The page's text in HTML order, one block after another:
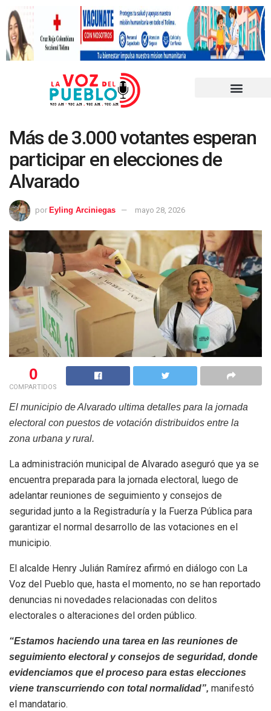
Más de 3.000 votantes esperan
participar en elecciones de
Alvarado
por Eyling Arciniegas mayo 28, 2026
0
COMPARTIDOS
El municipio de Alvarado ultima detalles para la jornada
electoral con puestos de votación distribuidos entre la
zona urbana y rural.
La administración municipal de Alvarado aseguró que ya se
encuentra preparada para la jornada electoral, luego de
adelantar reuniones de seguimiento y consejos de
seguridad junto a la Registraduría y la Fuerza Pública para
garantizar el normal desarrollo de las votaciones en el
municipio.
El alcalde Henry Julián Ramírez afirmó en diálogo con La
Voz del Pueblo que, hasta el momento, no se han reportado
denuncias ni novedades relacionadas con delitos
electorales o alteraciones del orden público.
“Estamos haciendo una tarea en las reuniones de
seguimiento electoral y consejos de seguridad, donde
evidenciamos que el proceso para estas elecciones
viene transcurriendo con total normalidad”, manifestó
el mandatario.